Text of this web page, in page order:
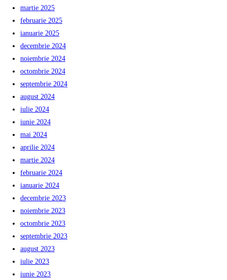
martie 2025
februarie 2025
ianuarie 2025
decembrie 2024
noiembrie 2024
octombrie 2024
septembrie 2024
august 2024
iulie 2024
iunie 2024
mai 2024
aprilie 2024
martie 2024
februarie 2024
ianuarie 2024
decembrie 2023
noiembrie 2023
octombrie 2023
septembrie 2023
august 2023
iulie 2023
iunie 2023